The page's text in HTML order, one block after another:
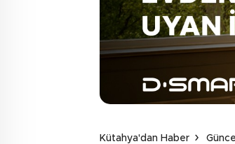
Kütahya'dan Haber Güncel